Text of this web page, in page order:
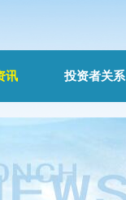
讯 投资者关系